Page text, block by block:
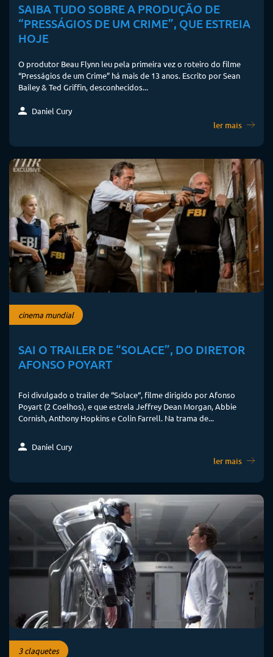
SAIBA TUDO SOBRE A PRODUÇÃO DE
“PRESSÁGIOS DE UM CRIME”, QUE ESTREIA
HOJE
O produtor Beau Flynn leu pela primeira vez o roteiro do filme
“Presságios de um Crime” há mais de 13 anos. Escrito por Sean
Bailey & Ted Griffin, desconhecidos...
Daniel Cury
ler mais
cinema mundial
SAI O TRAILER DE “SOLACE”, DO DIRETOR
AFONSO POYART
Foi divulgado o trailer de “Solace“, filme dirigido por Afonso
Poyart (2 Coelhos), e que estrela Jeffrey Dean Morgan, Abbie
Cornish, Anthony Hopkins e Colin Farrell. Na trama de...
Daniel Cury
ler mais
3 claquetes